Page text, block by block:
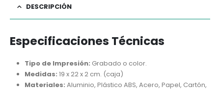
DESCRIPCIÓN
Especificaciones Técnicas
Tipo de Impresión: Grabado o color.
Medidas: 19 x 22 x 2 cm. (caja)
Materiales: Aluminio, Plástico ABS, Acero, Papel, Cartón,